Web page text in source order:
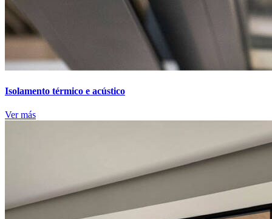
Isolamento térmico e acústico
Ver más